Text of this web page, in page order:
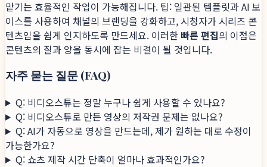
맡기는 효율적인 작업이 가능해집니다. 팁: 일관된 템플릿과 AI 보
이스를 사용하여 채널의 브랜딩을 강화하고, 시청자가 시리즈 콘
텐츠임을 쉽게 인지하도록 만드세요. 이러한 빠른 편집의 이점은
콘텐츠의 질과 양을 동시에 잡는 비결이 될 것입니다.
자주 묻는 질문 (FAQ)
Q: 비디오스튜는 정말 누구나 쉽게 사용할 수 있나요?
Q: 비디오스튜로 만든 영상의 저작권 문제는 없나요?
Q: AI가 자동으로 영상을 만드는데, 제가 원하는 대로 수정이
가능한가요?
Q: 쇼츠 제작 시간 단축이 얼마나 효과적인가요?